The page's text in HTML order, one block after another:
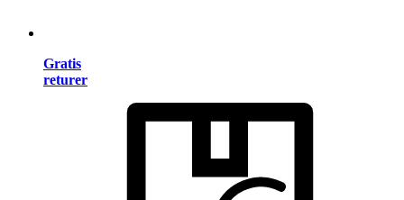
Gratis
returer